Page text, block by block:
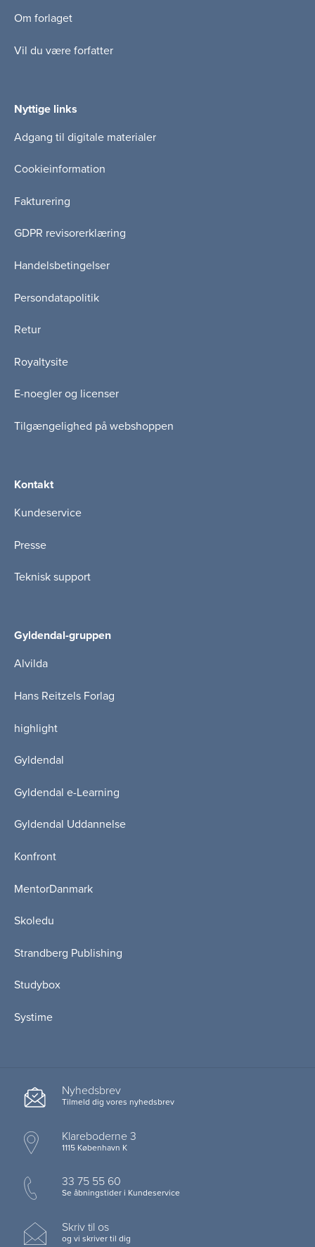
Om forlaget
Vil du være forfatter
Nyttige links
Adgang til digitale materialer
Cookieinformation
Fakturering
GDPR revisorerklæring
Handelsbetingelser
Persondatapolitik
Retur
Royaltysite
E-noegler og licenser
Tilgængelighed på webshoppen
Kontakt
Kundeservice
Presse
Teknisk support
Gyldendal-gruppen
Alvilda
Hans Reitzels Forlag
highlight
Gyldendal
Gyldendal e-Learning
Gyldendal Uddannelse
Konfront
MentorDanmark
Skoledu
Strandberg Publishing
Studybox
Systime
Nyhedsbrev
Tilmeld dig vores nyhedsbrev
Klareboderne 3
1115 København K
33 75 55 60
Se åbningstider i Kundeservice
Skriv til os
og vi skriver til dig